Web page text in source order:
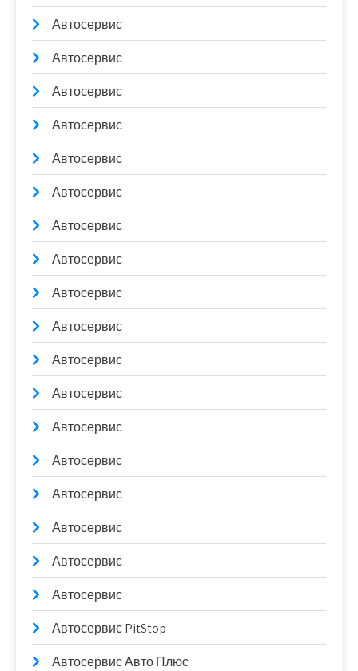
Автосервис
Автосервис
Автосервис
Автосервис
Автосервис
Автосервис
Автосервис
Автосервис
Автосервис
Автосервис
Автосервис
Автосервис
Автосервис
Автосервис
Автосервис
Автосервис
Автосервис
Автосервис
Автосервис PitStop
Автосервис Авто Плюс